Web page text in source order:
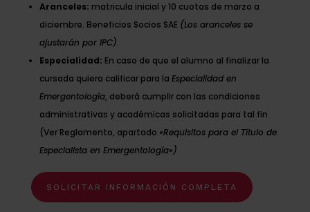
Aranceles: matricula inicial y 10 cuotas de marzo a
diciembre. Beneficios Socios SAE (Los aranceles se
ajustarán por IPC).
Especialidad: En caso de que el alumno al finalizar la
cursada quiera calificar para la Especialidad en
Emergentología, deberá cumplir con las condiciones
administrativas y académicas solicitadas para tal fin
(Ver Reglamento, apartado «Requisitos para el Título de
Especialista en Emergentología»)
SOLICITAR INFORMACIÓN COMPLETA